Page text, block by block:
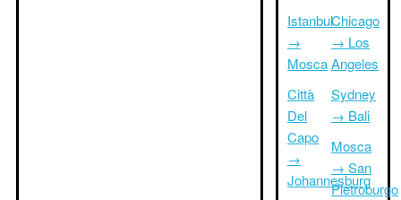
Istanbul
→
Mosca
Città
Del
Capo
→
Johannesburg
Chicago
→ Los
Angeles
Sydney
→ Bali
Mosca
→ San
Pietroburgo